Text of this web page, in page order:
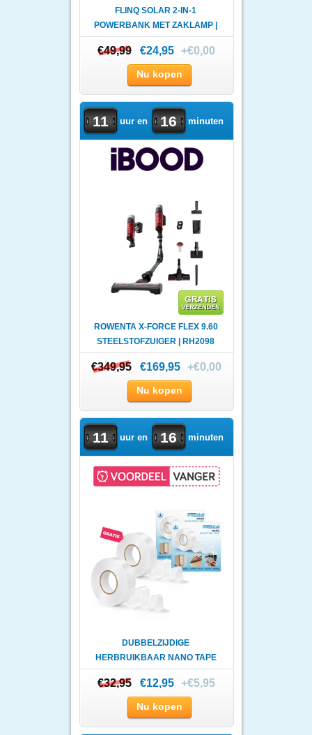
FLINQ SOLAR 2-IN-1
POWERBANK MET ZAKLAMP |
10.000 ..
€49,99
€49,99 €24,95 +€0,00
Nu kopen
11 uur en 16 minuten
ROWENTA X-FORCE FLEX 9.60
STEELSTOFZUIGER | RH2098
€349,95
€349,95 €169,95 +€0,00
Nu kopen
11 uur en 16 minuten
DUBBELZIJDIGE
HERBRUIKBAAR NANO TAPE
3 METER
€32,95
€32,95 €12,95 +€5,95
Nu kopen